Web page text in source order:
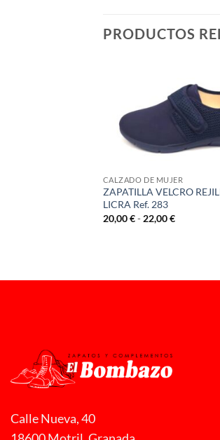
PRODUCTOS
CALZADO DE MUJER
ZAPATILLA VELCRO
LICRA Ref. 283
20,00€- 22,00€Rango
Calle Nueva, 40